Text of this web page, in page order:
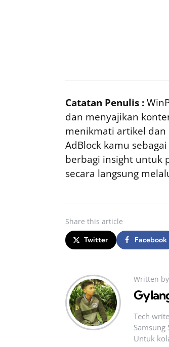
Catatan Penulis :
dan menyajikan
menikmati artikel
AdBlock kamu
berbagi insight untuk
secara langsung
Share this article
Twitter Facebook
Written by
Tech
Samsung
Untuk